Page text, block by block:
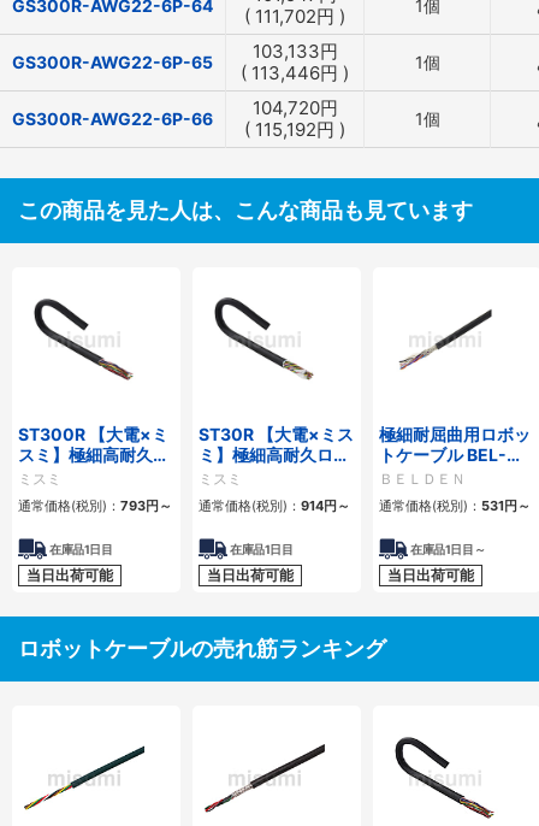
GS300R-AWG22-6P-64
( 111,702円 ) 1個
GS300R-AWG22-6P-65 103,133円
( 113,446円 ) 1個
GS300R-AWG22-6P-66 104,720円
( 115,192円 ) 1個
この商品を見た人は、こんな商品も見ています
ST300R 【大電×ミ
スミ】極細高耐久ロ
ボットケーブル（シ
ールド無・有）
ミスミ
通常価格(税別)： 793円 ～
在庫品1日目
当日出荷可能
ST30R 【大電×ミス
ミ】極細高耐久ロボ
ットケーブル（シー
ルド無・有）
ミスミ
通常価格(税別)： 914円 ～
在庫品1日目
当日出荷可能
極細耐屈曲用ロボッ
トケーブル BEL-
RBT 20276シリー
ズ UL／CE シールド
有・無
ＢＥＬＤＥＮ
通常価格(税別)： 531円 ～
在庫品1日目～
当日出荷可能
ロボットケーブルの売れ筋ランキング